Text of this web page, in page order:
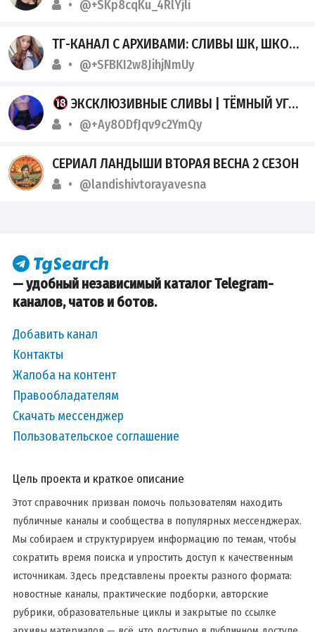
@+SKp8cqKu_4RlYjli
ТГ-КАНАЛ С АРХИВАМИ: СЛИВЫ ШК, ШКОДНИЦ. ТАКЖЕ ВНУТРИ: СТУДЕНТКИ И АЛЬТУШКИ В НЕОГРАНИЧЕННОМ ДОСТУПЕ.
@+SFBKI2w8JihjNmUy
ЭКСКЛЮЗИВНЫЕ СЛИВЫ | ТЁМНЫЙ УГОЛОК 18+
@+Ay8ODfJqv9c2YmQy
СЕРИАЛ ЛАНДЫШИ ВТОРАЯ ВЕСНА 2 СЕЗОН
@landishivtorayavesna
— удобный независимый каталог Telegram-
каналов, чатов и ботов.
Добавить канал
Контакты
Жалоба на контент
Правообладателям
Скачать мессенджер
Пользовательское соглашение
Цель проекта и краткое описание
Этот справочник призван помочь пользователям находить
публичные каналы и сообщества в популярных мессенджерах.
Мы собираем и структурируем информацию по темам, чтобы
сократить время поиска и упростить доступ к качественным
источникам. Здесь представлены проекты разного формата:
новостные каналы, практические подборки, авторские
рубрики, образовательные циклы и закрытые по ссылке